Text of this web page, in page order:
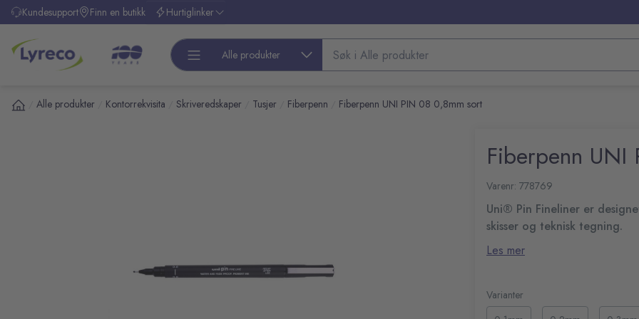
hovedinnhold
Kundesupport Finn en butikk Hurtiglinker
Alle produkter Søk etter produkter
Alle produkter Kontorrekvisita Skriveredskaper Tusjer Fiberpenn Fiberpenn UNI PIN 08 0,8mm sort
Fiberpenn
Varenr: 778769
Uni® Pin Fineliner er
skisser og teknisk tegning.
Med sin tynne
Uni Super Ink™, et
den solide konstruksjonen gjør
Egnet for design, teknisk
Pigmentbasert Uni Super
Les mer
Varianter